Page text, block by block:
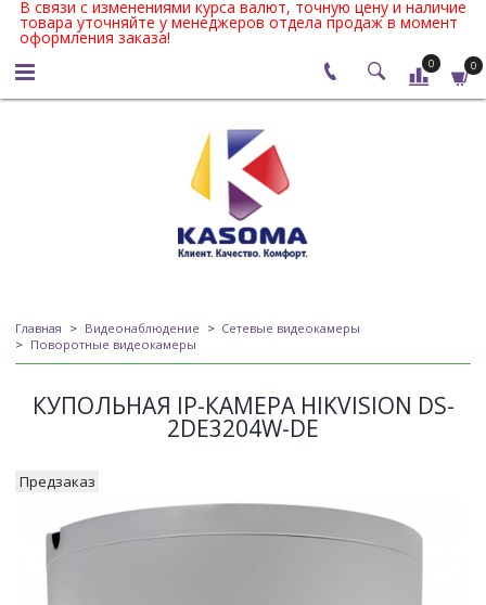
В связи с изменениями курса валют, точную цену и наличие
товара уточняйте у менеджеров отдела продаж в момент
оформления заказа!
0 0
Главная Видеонаблюдение
Сетевые видеокамеры
Поворотные видеокамеры
КУПОЛЬНАЯ IP-КАМЕРА HIKVISION DS-
2DE3204W-DE
Предзаказ